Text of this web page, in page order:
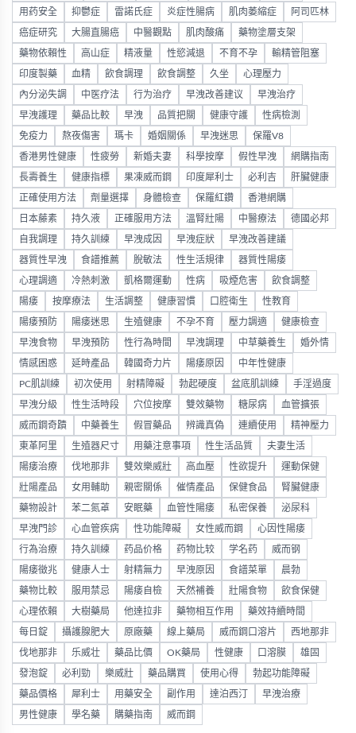
用药安全 抑鬱症 雷諾氏症 炎症性腸病 肌肉萎縮症 阿司匹林
癌症研究 大腸直腸癌 中醫觀點 肌肉酸痛 藥物塗層支架
藥物依賴性 高山症 精液量 性慾減退 不育不孕 輸精管阻塞
印度製藥 血精 飲食調理 飲食調整 久坐 心理壓力
內分泌失調 中医疗法 行为治疗 早洩改善建议 早洩治疗
早洩護理 藥品比較 早洩 品質把關 健康守護 性病檢測
免疫力 熬夜傷害 瑪卡 婚姻關係 早洩迷思 保羅V8
香港男性健康 性疲勞 新婚夫妻 科學按摩 假性早洩 網購指南
長壽養生 健康指標 果凍威而鋼 印度犀利士 必利吉 肝臟健康
正確使用方法 劑量選擇 身體檢查 保羅紅鑽 香港網購
日本藤素 持久液 正確服用方法 溫腎壯陽 中醫療法 德國必邦
自我調理 持久訓練 早洩成因 早洩症狀 早洩改善建議
器質性早洩 食譜推薦 脫敏法 性生活規律 器質性陽痿
心理調適 冷熱刺激 凱格爾運動 性病 吸煙危害 飲食調整
陽痿 按摩療法 生活調整 健康習慣 口腔衛生 性教育
陽痿預防 陽痿迷思 生殖健康 不孕不育 壓力調適 健康檢查
早洩食物 早洩預防 性行為時間 早洩調理 中草藥養生 婚外情
情感困惑 延時產品 韓國奇力片 陽痿原因 中年性健康
PC肌訓練 初次使用 射精障礙 勃起硬度 盆底肌訓練 手淫過度
早洩分級 性生活時段 穴位按摩 雙效藥物 糖尿病 血管擴張
威而鋼奇蹟 中藥養生 假冒藥品 辨識真偽 連續使用 精神壓力
東革阿里 生殖器尺寸 用藥注意事項 性生活品質 夫妻生活
陽痿治療 伐地那非 雙效樂威壯 高血壓 性欲提升 運動保健
壯陽產品 女用輔助 親密關係 催情產品 保健食品 腎臟健康
藥物設計 苯二氮䓬 安眠藥 血管性陽痿 私密保養 泌尿科
早洩門診 心血管疾病 性功能障礙 女性威而鋼 心因性陽痿
行為治療 持久訓練 药品价格 药物比较 学名药 威而钢
陽痿徵兆 健康人士 射精無力 早洩原因 食譜菜單 晨勃
藥物比較 服用禁忌 陽痿自檢 天然補養 壯陽食物 飲食保健
心理依賴 大樹藥局 他達拉非 藥物相互作用 藥效持續時間
每日錠 攝護腺肥大 原廠藥 線上藥局 威而鋼口溶片 西地那非
伐地那非 乐威壮 藥品比價 OK藥局 性健康 口溶膜 雄固
發泡錠 必利勁 樂威壯 藥品購買 使用心得 勃起功能障礙
藥品價格 犀利士 用藥安全 副作用 達泊西汀 早洩治療
男性健康 學名藥 購藥指南 威而鋼